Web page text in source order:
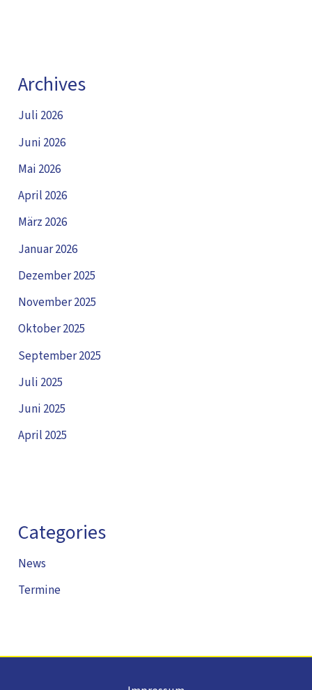
Archives
Juli 2026
Juni 2026
Mai 2026
April 2026
März 2026
Januar 2026
Dezember 2025
November 2025
Oktober 2025
September 2025
Juli 2025
Juni 2025
April 2025
Categories
News
Termine